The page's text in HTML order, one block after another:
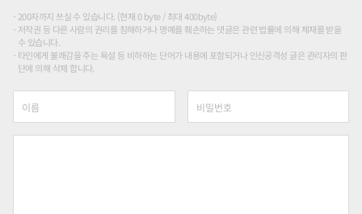
200자까지 쓰실 수 있습니다. (현재 0 byte / 최대 400byte)
저작권 등 다른 사람의 권리를 침해하거나 명예를 훼손하는 댓글은 관련 법률에 의해 제재를 받을
수 있습니다.
타인에게 불쾌감을 주는 욕설 등 비하하는 단어가 내용에 포함되거나 인신공격성 글은 관리자의 판
단에 의해 삭제 합니다.